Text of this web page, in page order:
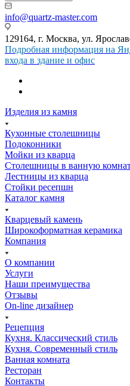
info@quartz-master.com
129164, г. Москва, ул.
Подробная информация на
входа в здание и офис
Изделия из камня
Кухонные столешницы
Подоконники
Мойки из кварца
Столешницы в ванную
Лестницы из кварца
Стойки ресепшн
Каталог камня
Кварцевый камень
Широкоформатная керамика
Компания
О компании
Услуги
Наши преимущества
Отзывы
On-line дизайнер
Рецепция
Кухня. Классический стиль
Кухня. Современный стиль
Ванная комната
Ресторан
Контакты